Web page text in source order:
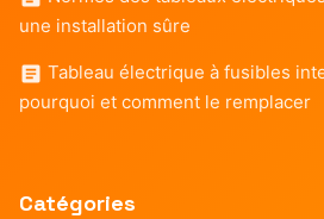
une installation sûre
Tableau électrique à fusibles
pourquoi et comment le remplacer
Catégories